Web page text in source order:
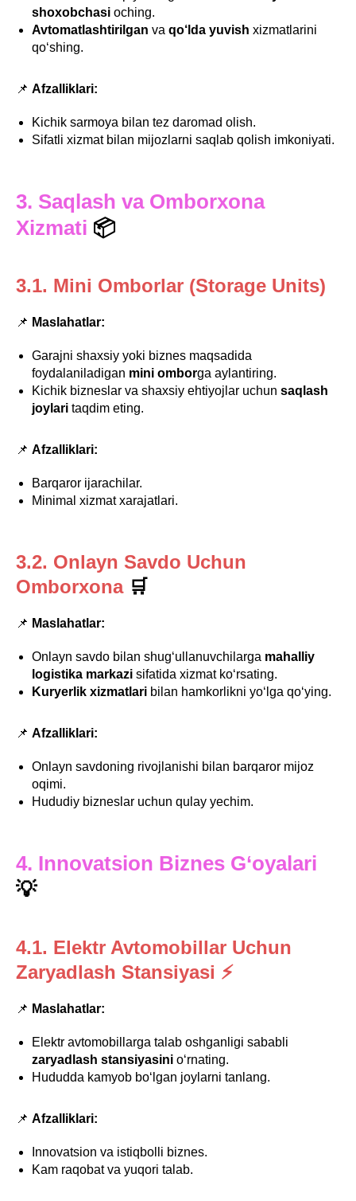
shoxobchasi oching.
Avtomatlashtirilgan va qo‘lda yuvish xizmatlarini
qo‘shing.
📌 Afzalliklari:
Kichik sarmoya bilan tez daromad olish.
Sifatli xizmat bilan mijozlarni saqlab qolish imkoniyati.
3. Saqlash va Omborxona
Xizmati 📦
3.1. Mini Omborlar (Storage Units)
📌 Maslahatlar:
Garajni shaxsiy yoki biznes maqsadida
foydalaniladigan mini omborga aylantiring.
Kichik bizneslar va shaxsiy ehtiyojlar uchun saqlash
joylari taqdim eting.
📌 Afzalliklari:
Barqaror ijarachilar.
Minimal xizmat xarajatlari.
3.2. Onlayn Savdo Uchun
Omborxona 🛒
📌 Maslahatlar:
Onlayn savdo bilan shug‘ullanuvchilarga mahalliy
logistika markazi sifatida xizmat ko‘rsating.
Kuryerlik xizmatlari bilan hamkorlikni yo‘lga qo‘ying.
📌 Afzalliklari:
Onlayn savdoning rivojlanishi bilan barqaror mijoz
oqimi.
Hududiy bizneslar uchun qulay yechim.
4. Innovatsion Biznes G‘oyalari
💡
4.1. Elektr Avtomobillar Uchun
Zaryadlash Stansiyasi ⚡
📌 Maslahatlar:
Elektr avtomobillarga talab oshganligi sababli
zaryadlash stansiyasini o‘rnating.
Hududda kamyob bo‘lgan joylarni tanlang.
📌 Afzalliklari:
Innovatsion va istiqbolli biznes.
Kam raqobat va yuqori talab.